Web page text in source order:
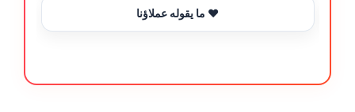
ما يقوله عملاؤنا ❤️